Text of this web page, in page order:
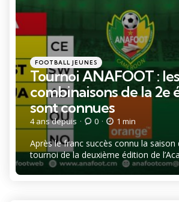
Catégories
Posté
dans
FOOTBALL JEUNES
Tournoi ANAFOOT : les
combinaisons de la 2e
sont connues
4 ans depuis 0 1 min
Après le franc succès connu la saison
tournoi de la deuxième édition de